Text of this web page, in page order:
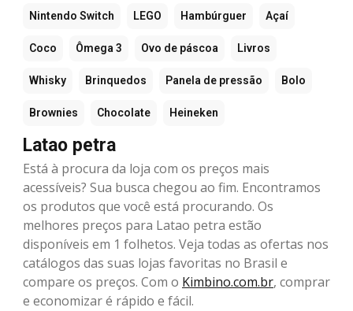
Nintendo Switch LEGO Hambúrguer Açaí
Coco Ômega 3 Ovo de páscoa Livros
Whisky Brinquedos Panela de pressão Bolo
Brownies Chocolate Heineken
Latao petra
Está à procura da loja com os preços mais
acessíveis? Sua busca chegou ao fim. Encontramos
os produtos que você está procurando. Os
melhores preços para Latao petra estão
disponíveis em 1 folhetos. Veja todas as ofertas nos
catálogos das suas lojas favoritas no Brasil e
compare os preços. Com o Kimbino.com.br, comprar
e economizar é rápido e fácil.